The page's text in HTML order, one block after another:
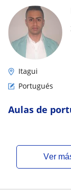
Itagui
Portugués
Aulas de
ver